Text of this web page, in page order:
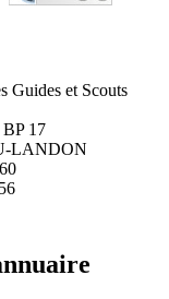
Guides et Scouts
BP 17
LANDON